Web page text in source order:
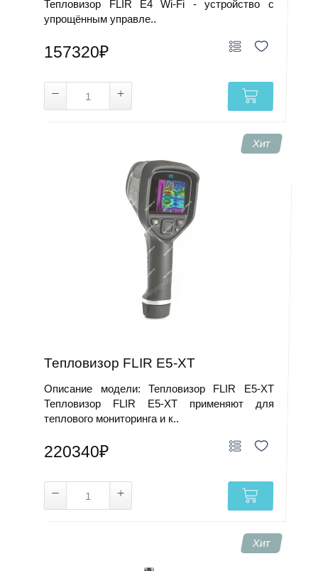
Тепловизор FLIR E4 Wi‑Fi - устройство с
упрощённым управле..
157320₽
Хит
Тепловизор FLIR E5-XT
Описание модели: Тепловизор FLIR E5-XT
Тепловизор FLIR E5-XT применяют для
теплового мониторинга и к..
220340₽
Хит